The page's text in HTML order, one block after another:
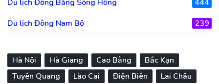
Du lịch Đồng Bằng Sông Hồng
444
Du lịch Đông Nam Bộ
239
Hà Nội Hà Giang Cao Bằng
Bắc Kạn
Tuyên Quang
Lào Cai Điện Biên
Lai Châu